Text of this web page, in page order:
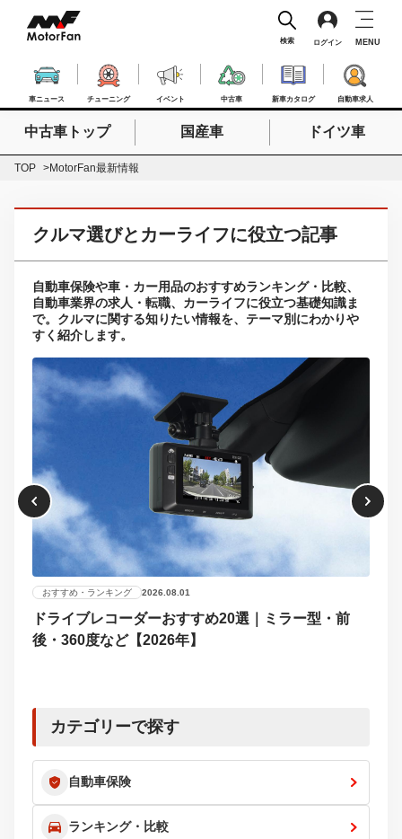
車ニュース チューニング イベント 中古車 新車カタログ 自動車求人
検索 ログイン MENU
検索したいキーワードを入力
中古車トップ 国産車 ドイツ車
TOP MotorFan最新情報
クルマ選びとカーライフに役立つ記事
自動車保険や車・カー用品のおすすめランキング・比較、
自動車業界の求人・転職、カーライフに役立つ基礎知識ま
で。クルマに関する知りたい情報を、テーマ別にわかりや
すく紹介します。
おすすめ・ランキング 2026.08.01
ドライブレコーダーおすすめ20選｜ミラー型・前
後・360度など【2026年】
カテゴリーで探す
自動車保険
ランキング・比較